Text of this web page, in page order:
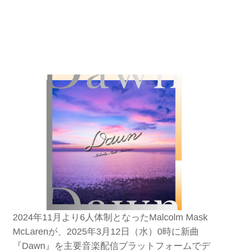
2024年11月より6人体制となったMalcolm Mask
McLarenが、2025年3月12日（水）0時に新曲
『Dawn』を主要音楽配信プラットフォームでデ